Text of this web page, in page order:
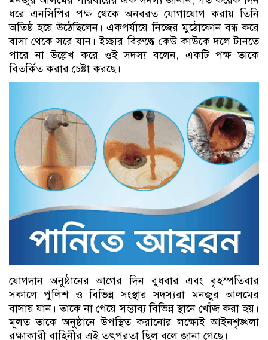
ধরে এনসিপির পক্ষ থেকে অনবরত যোগাযোগ করায় তিনি
অতিষ্ঠ হয়ে উঠেছিলেন। একপর্যায়ে নিজের মুঠোফোন বন্ধ করে
বাসা থেকে সরে যান। ইচ্ছার বিরুদ্ধে কেউ কাউকে দলে টানতে
পারে না উল্লেখ করে ওই সদস্য বলেন, একটি পক্ষ তাকে
বিতর্কিত করার চেষ্টা করছে।
যোগদান অনুষ্ঠানের আগের দিন বুধবার এবং বৃহস্পতিবার
সকালে পুলিশ ও বিভিন্ন সংস্থার সদস্যরা মনজুর আলমের
বাসায় যান। তাকে না পেয়ে সম্ভাব্য বিভিন্ন স্থানে খোঁজ করা হয়।
মূলত তাকে অনুষ্ঠানে উপস্থিত করানোর লক্ষ্যেই আইনশৃঙ্খলা
রক্ষাকারী বাহিনীর এই তৎপরতা ছিল বলে জানা গেছে।